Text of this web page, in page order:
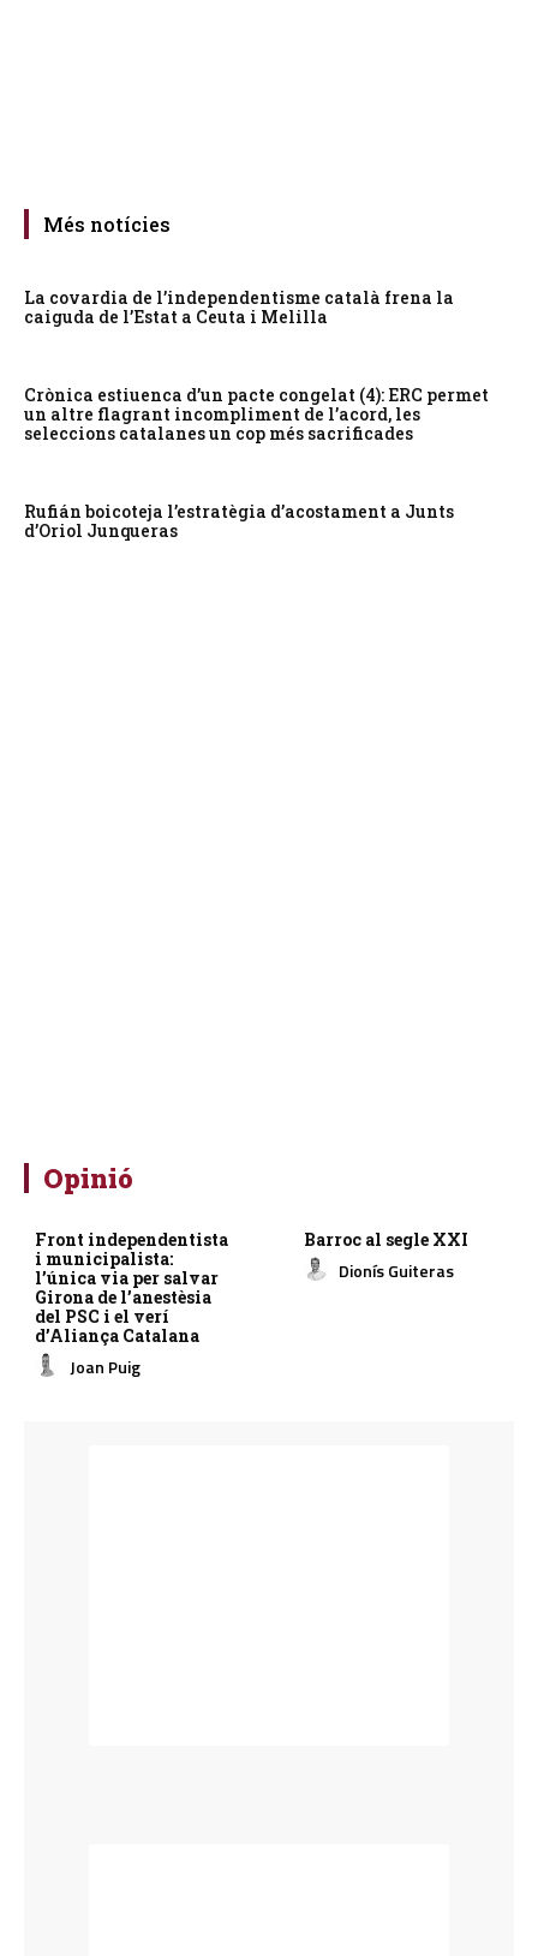
Més notícies
La covardia de l’independentisme català frena la
caiguda de l’Estat a Ceuta i Melilla
Crònica estiuenca d’un pacte congelat (4): ERC permet
un altre flagrant incompliment de l’acord, les
seleccions catalanes un cop més sacrificades
Rufián boicoteja l’estratègia d’acostament a Junts
d’Oriol Junqueras
Opinió
Front independentista
i municipalista:
l’única via per salvar
Girona de l’anestèsia
del PSC i el verí
d’Aliança Catalana
Joan Puig
Barroc al segle XXI
Dionís Guiteras